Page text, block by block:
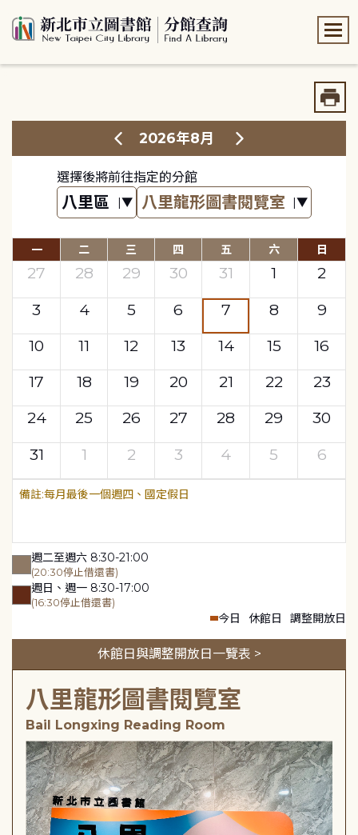
2026年8月
選擇後將前往指定的分館
一 二 三 四 五 六 日
27 28 29 30 31 1
2
3
4 5 6 7 8
9
10
11 12 13 14 15
16
17
18 19 20 21 22
23
24
25 26 27 28 29
30
31
1 2 3 4 5 6
每月最後一個週四、國定假日
週二至週六 8:30-21:00
(20:30停止借還書)
週日、週一 8:30-17:00
(16:30停止借還書)
今日 休館日 調整開放日
休館日與調整開放日一覽表 >
八里龍形圖書閱覽室
Bail Longxing Reading Room